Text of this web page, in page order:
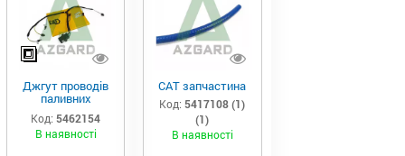
Джгут проводів
паливних
форсунок CAT
C7/C9 (546-2154)
Код: 5462154
В наявності
САТ запчастина
Код: 5417108 (1)
(1)
В наявності